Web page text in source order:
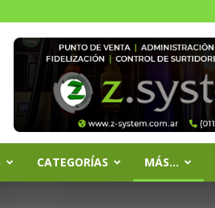
CATEGORÍAS MÁS…